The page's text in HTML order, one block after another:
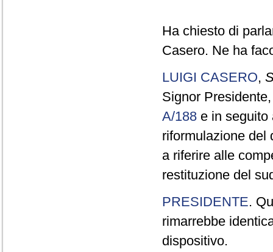
Ha chiesto di
Casero. Ne ha
LUIGI CASERO,
Signor
A/188 e in seguito
riformulazione del
a riferire alle
restituzione del
PRESIDENTE.
rimarrebbe
dispositivo.